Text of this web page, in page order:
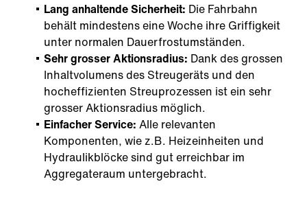
Lang anhaltende Sicherheit: Die Fahrbahn
behält mindestens eine Woche ihre Griffigkeit
unter normalen Dauerfrostumständen.
Sehr grosser Aktionsradius: Dank des grossen
Inhaltvolumens des Streugeräts und den
hocheffizienten Streuprozessen ist ein sehr
grosser Aktionsradius möglich.
Einfacher Service: Alle relevanten
Komponenten, wie z.B. Heizeinheiten und
Hydraulikblöcke sind gut erreichbar im
Aggregateraum untergebracht.